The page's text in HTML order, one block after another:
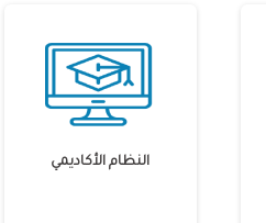
النظام الأكاديمي